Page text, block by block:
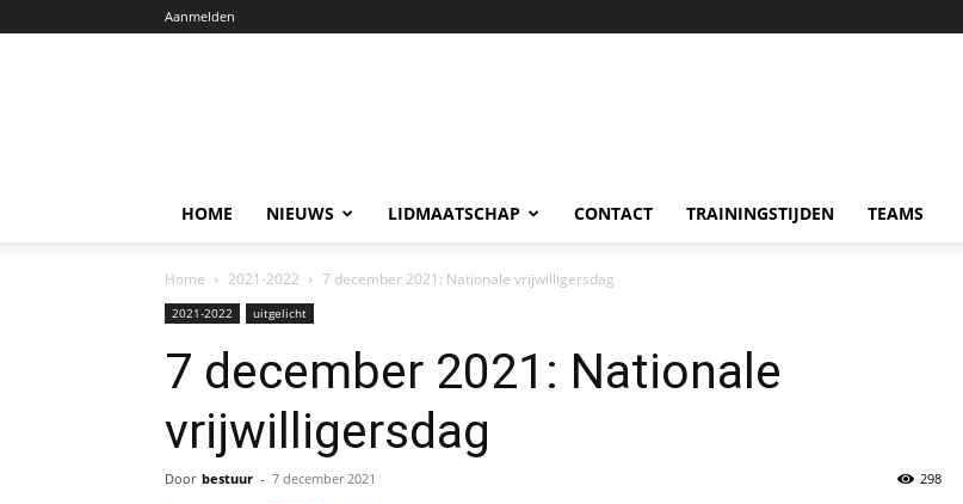
Aanmelden
HOME NIEUWS LIDMAATSCHAP CONTACT TRAININGSTIJDEN TEAMS
Home 2021-2022 7 december 2021: Nationale vrijwilligersdag
2021-2022 uitgelicht
7 december 2021: Nationale
vrijwilligersdag
Door bestuur - 7 december 2021 298